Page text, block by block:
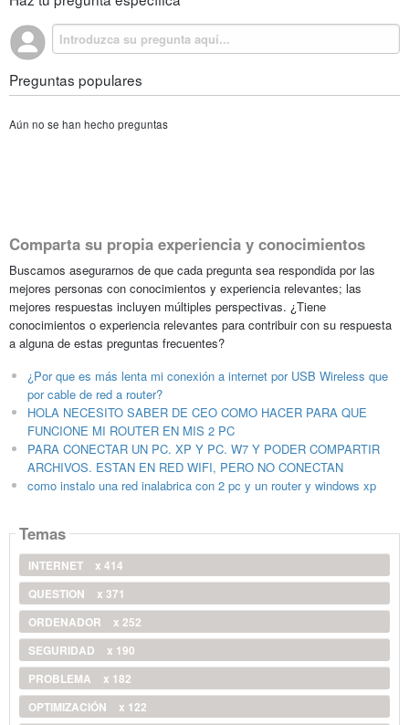
Preguntas populares
Aún no se han hecho preguntas
Comparta su propia experiencia y conocimientos
Buscamos asegurarnos de que cada pregunta sea respondida por las
mejores personas con conocimientos y experiencia relevantes; las
mejores respuestas incluyen múltiples perspectivas. ¿Tiene
conocimientos o experiencia relevantes para contribuir con su respuesta
a alguna de estas preguntas frecuentes?
¿Por que es más lenta mi conexión a internet por USB Wireless que
por cable de red a router?
HOLA NECESITO SABER DE CEO COMO HACER PARA QUE
FUNCIONE MI ROUTER EN MIS 2 PC
PARA CONECTAR UN PC. XP Y PC. W7 Y PODER COMPARTIR
ARCHIVOS. ESTAN EN RED WIFI, PERO NO CONECTAN
como instalo una red inalabrica con 2 pc y un router y windows xp
Temas
INTERNET
x 414
QUESTION
x 371
ORDENADOR
x 252
SEGURIDAD
x 190
PROBLEMA
x 182
OPTIMIZACIÓN
x 122